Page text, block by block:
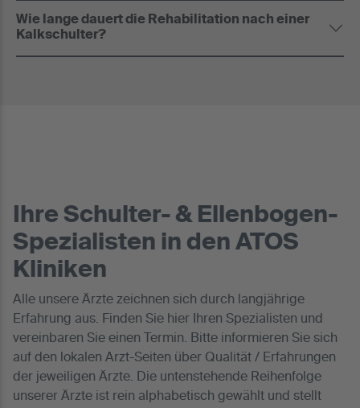
Wie lange dauert die Rehabilitation nach einer
Kalkschulter?
Ihre Schulter- & Ellenbogen-
Spezialisten in den ATOS
Kliniken
Alle unsere Ärzte zeichnen sich durch langjährige
Erfahrung aus. Finden Sie hier Ihren Spezialisten und
vereinbaren Sie einen Termin. Bitte informieren Sie sich
auf den lokalen Arzt-Seiten über Qualität / Erfahrungen
der jeweiligen Ärzte. Die untenstehende Reihenfolge
unserer Ärzte ist rein alphabetisch gewählt und stellt